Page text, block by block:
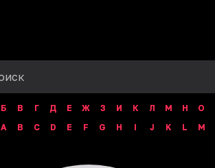
Б В Г Д Е Ж З И К Л М Н О
A B C D E F G H I J K L M